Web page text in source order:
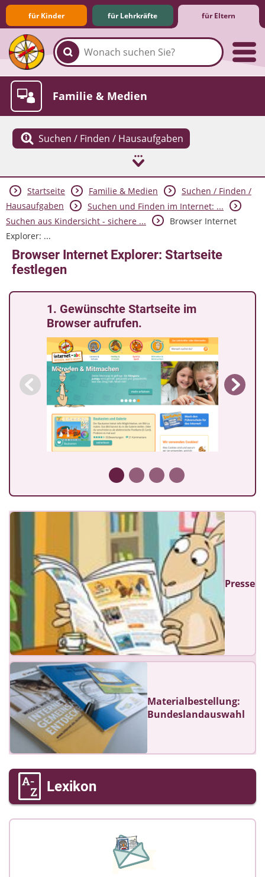
für Kinder für Lehrkräfte für Eltern
Familie & Medien
Suchen / Finden / Hausaufgaben
Spieletipps & Lernsoftware
Die Jüngsten im Netz
Lexikon
Aktuelles
Startseite Familie & Medien
Suchen / Finden /
Hausaufgaben
Suchen und Finden im Internet: ...
Suchen aus Kindersicht - sichere ...
Browser Internet
Explorer: ...
Browser Internet Explorer: Startseite
festlegen
1. Gewünschte Startseite im
Browser aufrufen.
Presse
Materialbestellung:
Bundeslandauswahl
Lexikon